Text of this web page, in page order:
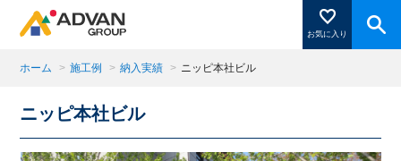
お気に入り
商品ページにある「お気に入り登録」を押すと登録した
商品がここに表示されます。
ホーム > 施工例 > 納入実績 > ニッピ本社ビル
ニッピ本社ビル